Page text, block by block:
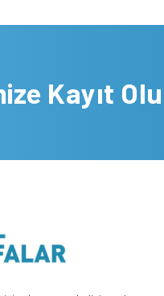
Kayıt